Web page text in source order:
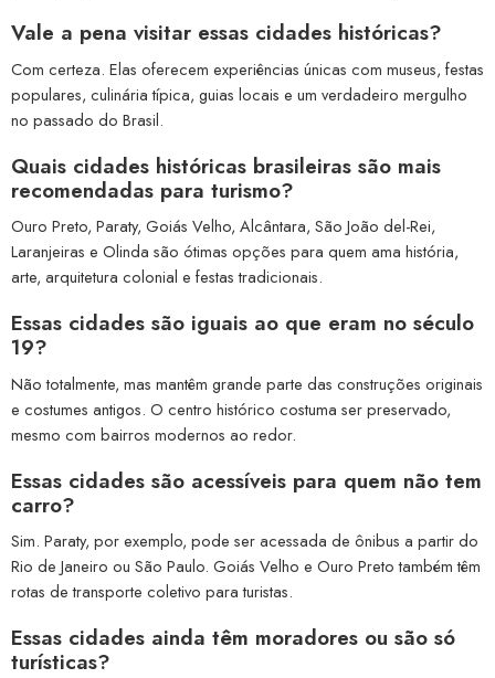
Vale a pena visitar essas cidades históricas?
Com certeza. Elas oferecem experiências únicas com museus, festas
populares, culinária típica, guias locais e um verdadeiro mergulho
no passado do Brasil.
Quais cidades históricas brasileiras são mais
recomendadas para turismo?
Ouro Preto, Paraty, Goiás Velho, Alcântara, São João del-Rei,
Laranjeiras e Olinda são ótimas opções para quem ama história,
arte, arquitetura colonial e festas tradicionais.
Essas cidades são iguais ao que eram no século
19?
Não totalmente, mas mantêm grande parte das construções originais
e costumes antigos. O centro histórico costuma ser preservado,
mesmo com bairros modernos ao redor.
Essas cidades são acessíveis para quem não tem
carro?
Sim. Paraty, por exemplo, pode ser acessada de ônibus a partir do
Rio de Janeiro ou São Paulo. Goiás Velho e Ouro Preto também têm
rotas de transporte coletivo para turistas.
Essas cidades ainda têm moradores ou são só
turísticas?